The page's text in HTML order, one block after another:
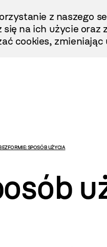
z naszego
na ich użycie oraz
cookies,
SPOSÓB UŻYCIA